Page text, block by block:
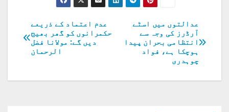
پوسٹوں
کی
نیویگیشن
عدم اعتماد کے ذریعے
حکمرانوں کو گھر بھیج
دیں گے: مولانا فضل
الرحمان
عدالتوں میں اسٹے
آرڈرز کی وجہ سے
انتظامی بحران پیدا
ہوچکا ہے، فواد
چوہدری